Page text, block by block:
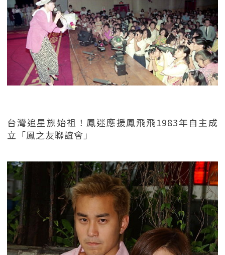
台灣追星族始祖！鳳迷應援鳳飛飛1983年自主成
立「鳳之友聯誼會」